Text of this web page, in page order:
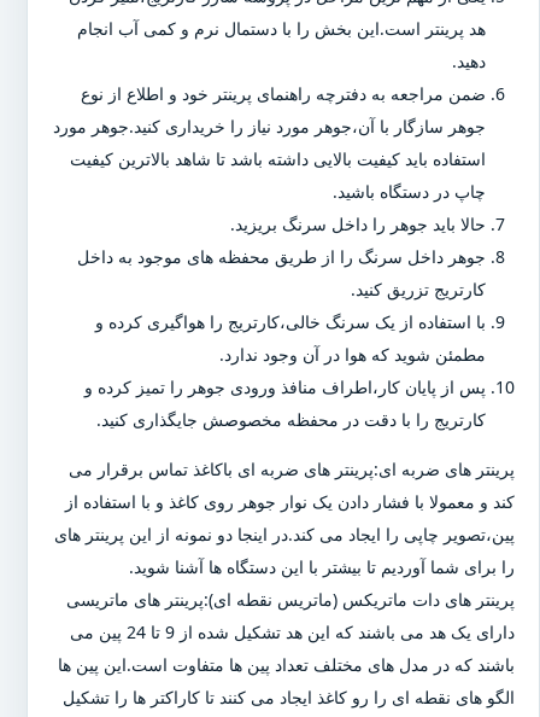
هد پرینتر است.این بخش را با دستمال نرم و کمی آب انجام
دهید.
ضمن مراجعه به دفترچه راهنمای پرینتر خود و اطلاع از نوع
جوهر سازگار با آن،جوهر مورد نیاز را خریداری کنید.جوهر مورد
استفاده باید کیفیت بالایی داشته باشد تا شاهد بالاترین کیفیت
چاپ در دستگاه باشید.
حالا باید جوهر را داخل سرنگ بریزید.
جوهر داخل سرنگ را از طریق محفظه های موجود به داخل
کارتریج تزریق کنید.
با استفاده از یک سرنگ خالی،کارتریج را هواگیری کرده و
مطمئن شوید که هوا در آن وجود ندارد.
پس از پایان کار،اطراف منافذ ورودی جوهر را تمیز کرده و
کارتریج را با دقت در محفظه مخصوصش جایگذاری کنید.
پرینتر های ضربه ای:پرینتر های ضربه ای باکاغذ تماس برقرار می
کند و معمولا با فشار دادن یک نوار جوهر روی کاغذ و با استفاده از
پین،تصویر چاپی را ایجاد می کند.در اینجا دو نمونه از این پرینتر های
را برای شما آوردیم تا بیشتر با این دستگاه ها آشنا شوید.
پرینتر های دات ماتریکس (ماتریس نقطه ای):پرینتر های ماتریسی
دارای یک هد می باشند که این هد تشکیل شده از 9 تا 24 پین می
باشند که در مدل های مختلف تعداد پین ها متفاوت است.این پین ها
الگو های نقطه ای را رو کاغذ ایجاد می کنند تا کاراکتر ها را تشکیل